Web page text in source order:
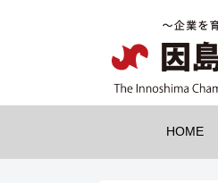
HOME